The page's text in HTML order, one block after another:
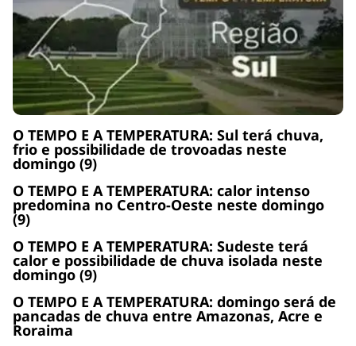
O TEMPO E A TEMPERATURA: Sul terá chuva,
frio e possibilidade de trovoadas neste
domingo (9)
O TEMPO E A TEMPERATURA: calor intenso
predomina no Centro-Oeste neste domingo
(9)
O TEMPO E A TEMPERATURA: Sudeste terá
calor e possibilidade de chuva isolada neste
domingo (9)
O TEMPO E A TEMPERATURA: domingo será de
pancadas de chuva entre Amazonas, Acre e
Roraima